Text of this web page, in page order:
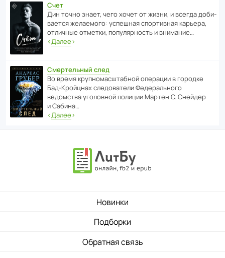
Счет
Дин точно знает, чего хочет от жизни, и всегда доби­
ва­ется жела­е­мого: успе­шная спор­ти­вная карьера,
отли­чные отметки, попу­ля­р­ность и внимание…
‹Далее›
Смертельный след
Во время круп­но­мас­ш­та­бной операции в городке
Бад‑Крой­цнах следо­ва­тели Феде­раль­ного
ведомства уголо­вной полиции Мартен С. Снейдер
и Сабина…
‹Далее›
Новинки
Подборки
Обратная связь